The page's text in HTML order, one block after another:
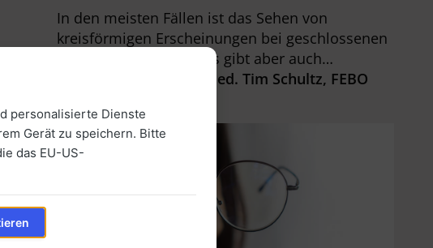
In den meisten Fällen ist das Sehen von
kreisförmigen Erscheinungen bei geschlossenen
Augen unbedenklich. Es gibt aber auch
Situationen, in denen gehandelt werden muss.
Priv.-Doz. Dr. med. Tim Schultz, FEBO
personalisierte Dienste
Gerät zu speichern. Bitte
das EU-US-